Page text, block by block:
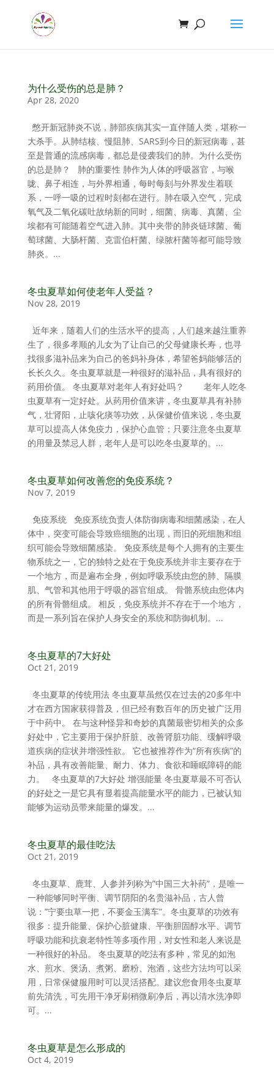
为什么受伤的总是肺？
Apr 28, 2020
憋开新冠肺炎不说，肺部疾病其实一直伴随人类，堪称一
大杀手。从肺结核、慢阻肺、SARS到今日的新冠病毒，甚
至是普通的流感病毒，都总是侵袭我们的肺。为什么受伤
的总是肺？ 肺的重要性 肺作为人体的呼吸器官，与喉
咙、鼻子相连，与外界相通，每时每刻与外界发生着联
系，一呼一吸的过程时刻都在进行。肺在吸入空气，完成
氧气及二氧化碳吐故纳新的同时，细菌、病毒、真菌、尘
埃都有可能随着空气进入肺。其中夹带的肺炎链球菌、葡
萄球菌、大肠杆菌、克雷伯杆菌、绿脓杆菌等都可能导致
肺炎。...
冬虫夏草如何使老年人受益？
Nov 28, 2019
近年来，随着人们的生活水平的提高，人们越来越注重养
生了，很多孝顺的儿女为了让自己的父母健康长寿，也寻
找很多滋补品来为自己的爸妈补身体，希望爸妈能够活的
长长久久。冬虫夏草就是一种很好的滋补品，具有很好的
药用价值。 冬虫夏草对老年人有好处吗？ 老年人吃冬
虫夏草有一定好处。从药用价值来讲，冬虫夏草具有补肺
气，壮肾阳，止咳化痰等功效，从保健价值来说，冬虫夏
草可以提高人体免疫力，保护心血管；只要注意冬虫夏草
的用量及禁忌人群，老年人是可以吃冬虫夏草的。...
冬虫夏草如何改善您的免疫系统？
Nov 7, 2019
免疫系统 免疫系统负责人体防御病毒和细菌感染，在人
体中，突变可能会导致癌细胞的出现，而旧的死细胞和组
织可能会导致细菌感染。 免疫系统是每个人拥有的主要生
物系统之一，它的独特之处在于免疫系统并非主要存在于
一个地方，而是遍布全身，例如呼吸系统由您的肺、隔膜
肌、气管和其他用于呼吸的器官组成。 骨骼系统由您体内
的所有骨骼组成。 相反，免疫系统并不存在于一个地方，
而是一系列旨在保护人身安全的系统和防御机制。...
冬虫夏草的7大好处
Oct 21, 2019
冬虫夏草的传统用法 冬虫夏草虽然仅在过去的20多年中
才在西方国家获得普及，但已经有数百年的历史被广泛用
于中药中。 在与这种怪异和奇妙的真菌最密切相关的众多
好处中，它主要用于保护肝脏、改善肾脏功能、缓解呼吸
道疾病的症状并增强性欲。 它也被推荐作为“所有疾病”的
补品，具有改善能量、耐力、体力、食欲和睡眠障碍的能
力。 冬虫夏草的7大好处 增强能量 冬虫夏草最不可否认
的好处之一是它具有显着提高能量水平的能力，已被认知
能够为运动员带来能量的爆发。...
冬虫夏草的最佳吃法
Oct 21, 2019
冬虫夏草、鹿茸、人参并列称为”中国三大补药”，是唯一
一种能够同时平衡、调节阴阳的名贵滋补品，古人曾
说：”宁要虫草一把，不要金玉满车”。冬虫夏草的功效有
很多：提升能量、保护心脏健康、平衡胆固醇水平、调节
呼吸功能和抗衰老特性等多项作用，对女性和老人来说是
一种很好的补品。 冬虫夏草的吃法有多种，常见的如泡
水、煎水、煲汤、煮粥、磨粉、泡酒，这些方法均可以采
用，日常保健服用时可以灵活搭配。建议您食用冬虫夏草
前先清洗，可先用干净牙刷稍微刷净后，再以清水洗净即
可。...
冬虫夏草是怎么形成的
Oct 4, 2019